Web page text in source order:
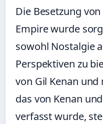
Die Besetzung
Empire wurde
sowohl Nostalgie
Perspektiven zu
von Gil Kenan
das von Kenan
verfasst wurde,